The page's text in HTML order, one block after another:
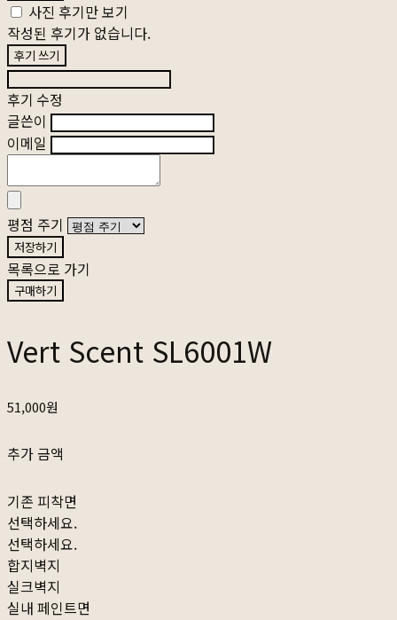
사진 후기만 보기
작성된 후기가 없습니다.
후기 쓰기
후기 수정
글쓴이
이메일
평점 주기
저장하기
목록으로 가기
구매하기
Vert Scent SL6001W
51,000원
추가 금액
기존 피착면
선택하세요.
선택하세요.
합지벽지
실크벽지
실내 페인트면